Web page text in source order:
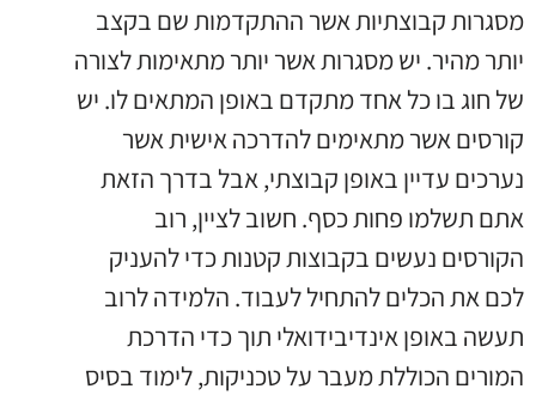
מסגרות קבוצתיות אשר ההתקדמות שם בקצב
יותר מהיר. יש מסגרות אשר יותר מתאימות לצורה
של חוג בו כל אחד מתקדם באופן המתאים לו. יש
קורסים אשר מתאימים להדרכה אישית אשר
נערכים עדיין באופן קבוצתי, אבל בדרך הזאת
אתם תשלמו פחות כסף. חשוב לציין, רוב
הקורסים נעשים בקבוצות קטנות כדי להעניק
לכם את הכלים להתחיל לעבוד. הלמידה לרוב
תעשה באופן אינדיבידואלי תוך כדי הדרכת
המורים הכוללת מעבר על טכניקות, לימוד בסיס